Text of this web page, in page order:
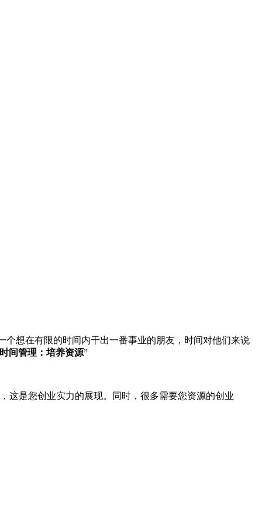
想在有限的时间内干出一番事业的朋友，时间对他们来说
间管理：培养资源”
这是您创业实力的展现。同时，很多需要您资源的创业